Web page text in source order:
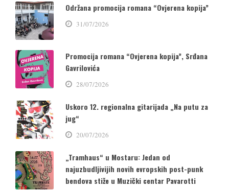
Održana promocija romana “Ovjerena kopija”
31/07/2026
Promocija romana “Ovjerena kopija”, Srđana
Gavrilovića
28/07/2026
Uskoro 12. regionalna gitarijada „Na putu za
jug“
20/07/2026
„Tramhaus“ u Mostaru: Jedan od
najuzbudljivijih novih evropskih post-punk
bendova stiže u Muzički centar Pavarotti